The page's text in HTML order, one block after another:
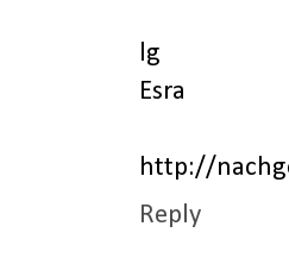
lg
Esra
http://
Reply